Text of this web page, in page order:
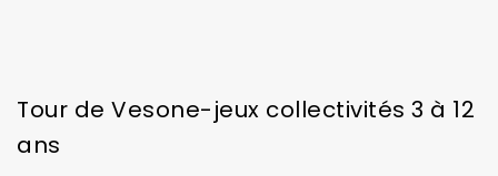
Tour de Vesone-jeux collectivités 3 à 12
ans